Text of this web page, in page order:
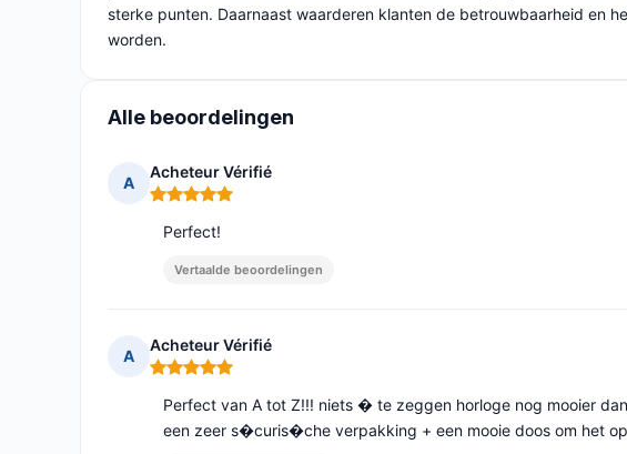
sterke punten. Daarnaast waarderen klanten de betrouwbaarheid en
worden.
Alle beoordelingen
A
Acheteur Vérifié
Opmerking: 5 van 5
Perfect!
Vertaalde beoordelingen
A
Acheteur Vérifié
Opmerking: 5 van 5
Perfect van A tot Z!!! niets � te zeggen horloge nog mooier
een zeer s�curis�che verpakking + een mooie doos om het op